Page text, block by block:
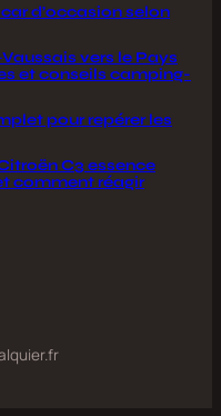
d’occasion selon
vers le Pays
et conseils camping-
pour repérer les
C3 essence
comment réagir